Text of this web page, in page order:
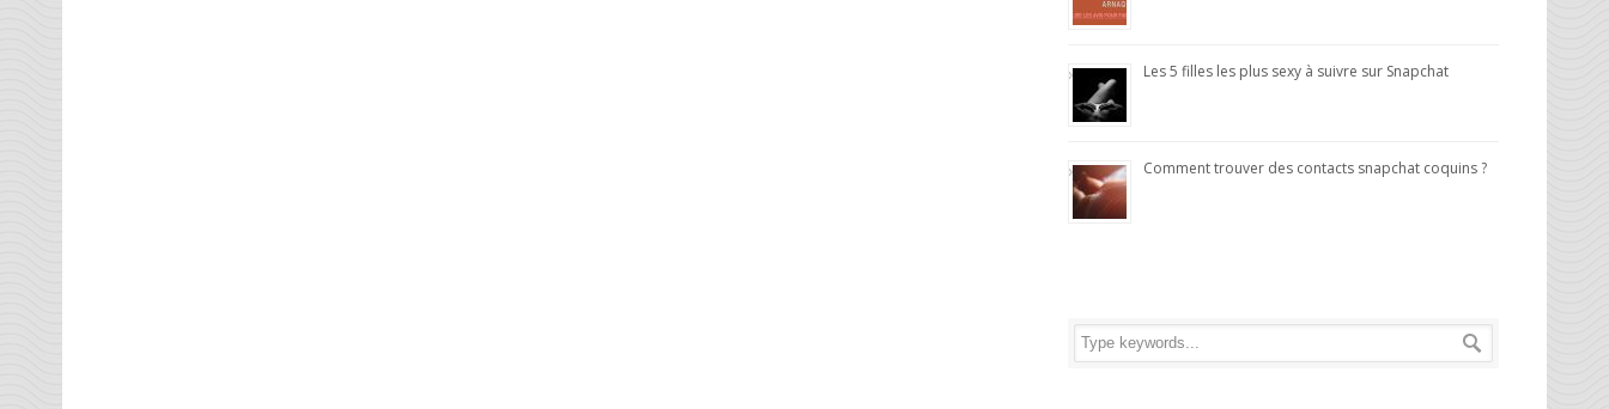
Les 5 filles les plus sexy à suivre sur Snapchat
Comment trouver des contacts snapchat coquins ?